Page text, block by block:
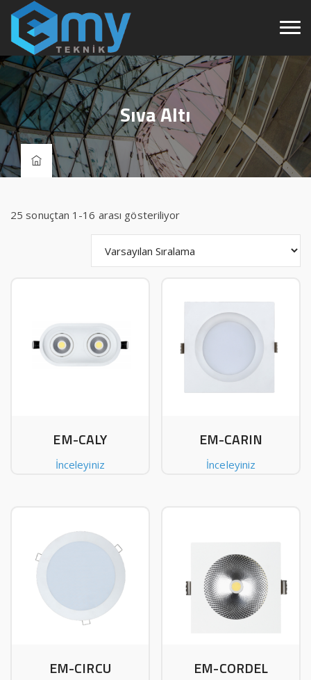
Sıva Altı
25 sonuçtan 1-16 arası gösteriliyor
EM-CALY
İnceleyiniz
EM-CARIN
İnceleyiniz
EM-CIRCU EM-CORDEL